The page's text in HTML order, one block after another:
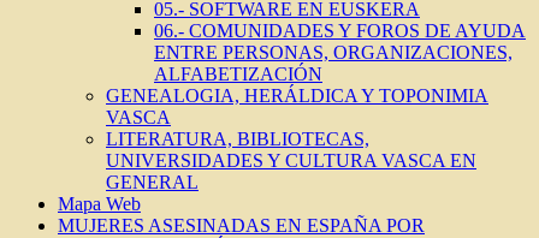
05.- SOFTWARE EN EUSKERA
06.- COMUNIDADES Y FOROS DE AYUDA
ENTRE PERSONAS, ORGANIZACIONES,
ALFABETIZACIÓN
GENEALOGIA, HERÁLDICA Y TOPONIMIA
VASCA
LITERATURA, BIBLIOTECAS,
UNIVERSIDADES Y CULTURA VASCA EN
GENERAL
Mapa Web
MUJERES ASESINADAS EN ESPAÑA POR